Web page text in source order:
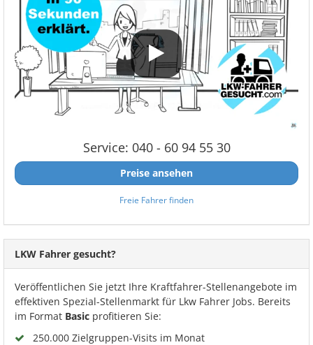
Service: 040 - 60 94 55 30
Preise ansehen
Freie Fahrer finden
LKW Fahrer gesucht?
Veröffentlichen Sie jetzt Ihre Kraftfahrer-Stellenangebote im
effektiven Spezial-Stellenmarkt für Lkw Fahrer Jobs. Bereits
im Format Basic profitieren Sie:
250.000 Zielgruppen-Visits im Monat